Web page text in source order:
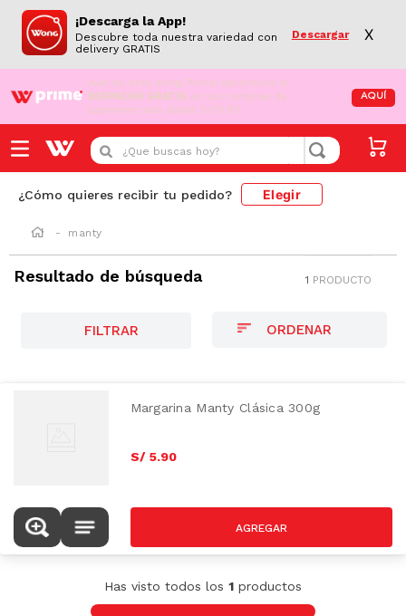
¡Descarga la App!
Descubre toda nuestra variedad con
delivery GRATIS
Descargar X
¡Aún no eres Wong Prime! Aprovecha el
DESPACHO GRATIS en tus compras de
supermercado desde S/79.90
AQUÍ
¿Que buscas hoy?
¿Cómo quieres recibir tu pedido? Elegir
manty
Resultado de búsqueda 1 PRODUCTO
FILTRAR
SAT
Margarina Manty Clásica 300g
S/ 5.90
Has visto todos los 1 productos